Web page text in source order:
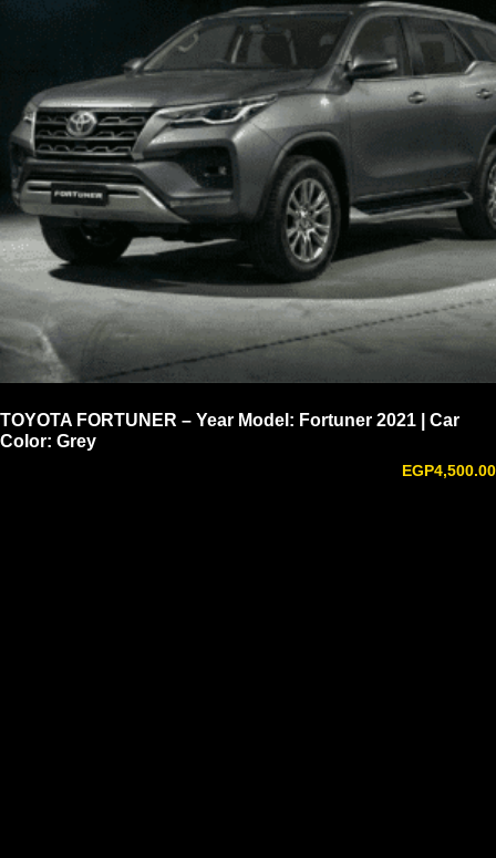
TOYOTA FORTUNER – Year Model: Fortuner 2021 | Car
Color: Grey
EGP4,500.00